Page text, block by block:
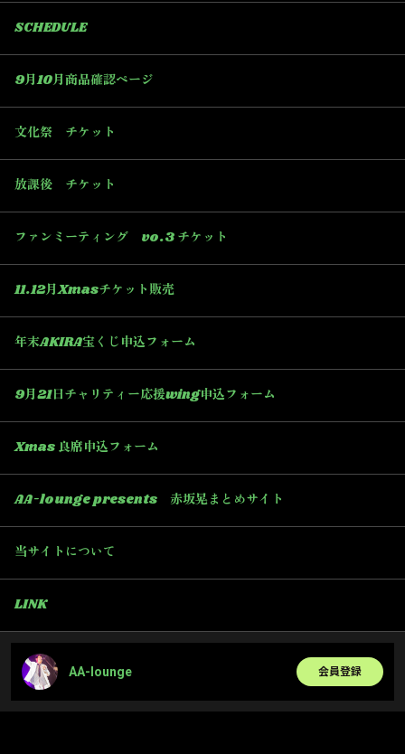
SCHEDULE
9月10月商品確認ページ
文化祭 チケット
放課後 チケット
ファンミーティング vo.3 チケット
11.12月Xmasチケット販売
年末AKIRA宝くじ申込フォーム
9月21日チャリティー応援wing申込フォーム
Xmas 良席申込フォーム
AA-lounge presents 赤坂晃まとめサイト
当サイトについて
LINK
AA-lounge 会員登録